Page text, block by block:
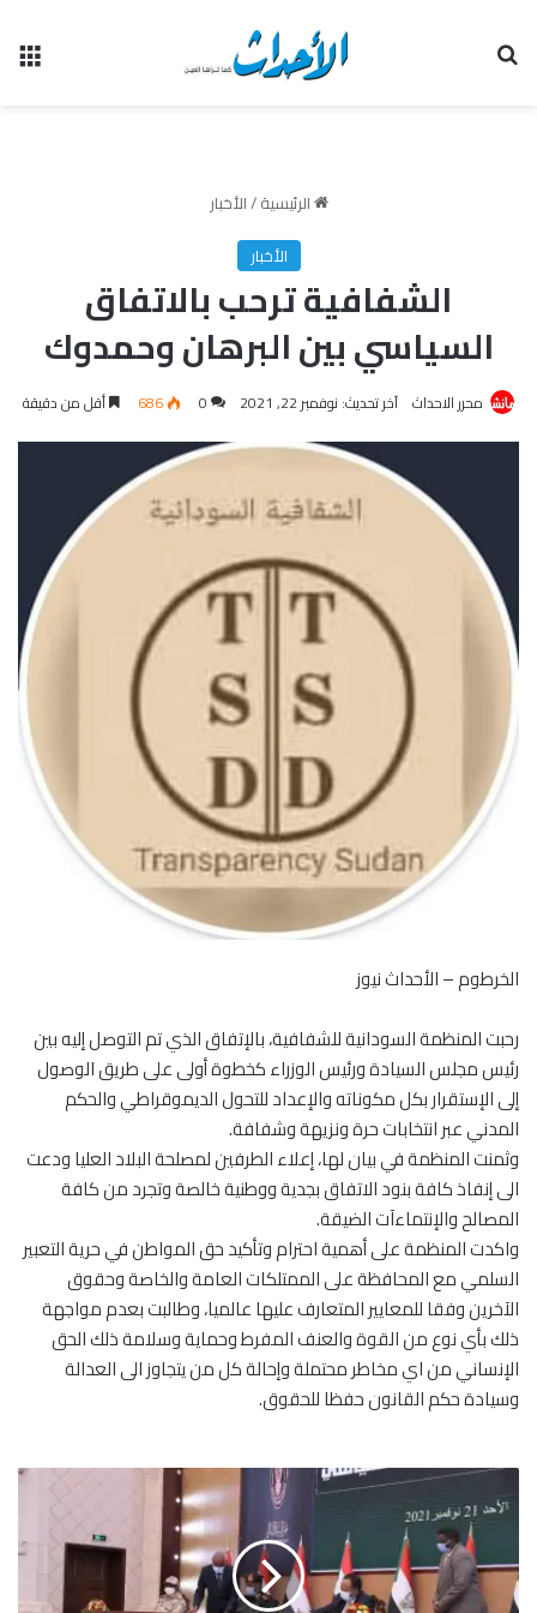
الرئيسية/الأخبار
الأخبار
الشفافية ترحب بالاتفاق
السياسي بين البرهان وحمدوك
محرر الاحداث آخر تحديث: نوفمبر 22, 2021 0
686 أقل من دقيقة
الخرطوم – الأحداث نيوز
رحبت المنظمة السودانية للشفافية، بالإتفاق الذي تم التوصل إليه بين
رئيس مجلس السيادة ورئيس الوزراء كخطوة أولى على طريق الوصول
إلى الإستقرار بكل مكوناته والإعداد للتحول الديموقراطي والحكم
المدني عبر انتخابات حرة ونزيهة وشفافة.
وثمنت المنظمة في بيان لها، إعلاء الطرفين لمصلحة البلاد العليا ودعت
الى إنفاذ كافة بنود الاتفاق بجدية ووطنية خالصة وتجرد من كافة
المصالح والإنتماءآت الضيقة.
واكدت المنظمة على أهمية احترام وتأكيد حق المواطن في حرية التعبير
السلمي مع المحافظة على الممتلكات العامة والخاصة وحقوق
الآخرين وفقا للمعايير المتعارف عليها عالميا، وطالبت بعدم مواجهة
ذلك بأي نوع من القوة والعنف المفرط وحماية وسلامة ذلك الحق
الإنساني من اي مخاطر محتملة وإحالة كل من يتجاوز الى العدالة
وسيادة حكم القانون حفظا للحقوق.
أ
ت
ع
ل